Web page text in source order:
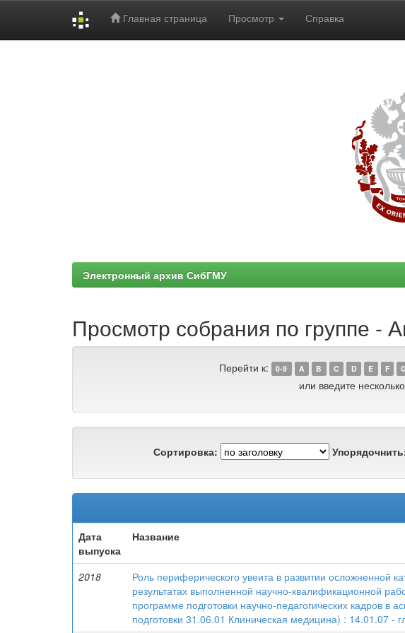
Главная страница Просмотр Справка
Электронный архив СибГМУ
Просмотр собрания по группе -
Перейти к: 0-9 A B C D E F
или введите
Сортировка:
Дата
выпуска
Название
2018
Роль периферического увеита в развитии осложненной
результатах выполненной научно-квалификационной
программе подготовки научно-педагогических кадров в
подготовки 31.06.01 Клиническая медицина) : 14.01.07 -